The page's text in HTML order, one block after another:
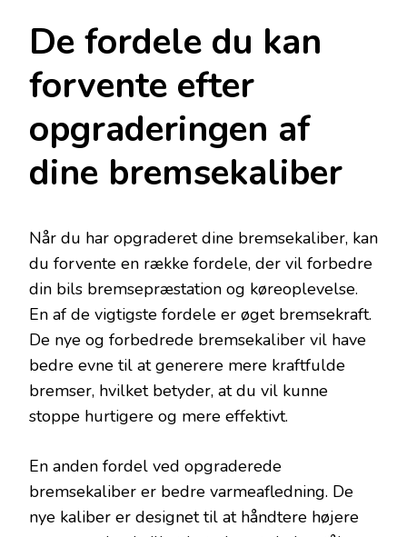
De fordele du kan
forvente efter
opgraderingen af
dine bremsekaliber
Når du har opgraderet dine bremsekaliber, kan
du forvente en række fordele, der vil forbedre
din bils bremsepræstation og køreoplevelse.
En af de vigtigste fordele er øget bremsekraft.
De nye og forbedrede bremsekaliber vil have
bedre evne til at generere mere kraftfulde
bremser, hvilket betyder, at du vil kunne
stoppe hurtigere og mere effektivt.
En anden fordel ved opgraderede
bremsekaliber er bedre varmeafledning. De
nye kaliber er designet til at håndtere højere